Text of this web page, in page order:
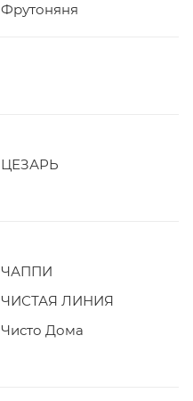
Фрутоняня
ЦЕЗАРЬ
ЧАППИ
ЧИСТАЯ ЛИНИЯ
Чисто Дома